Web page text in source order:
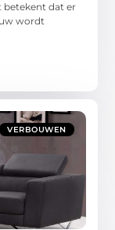
betekent dat er
wordt
VERBOUWEN